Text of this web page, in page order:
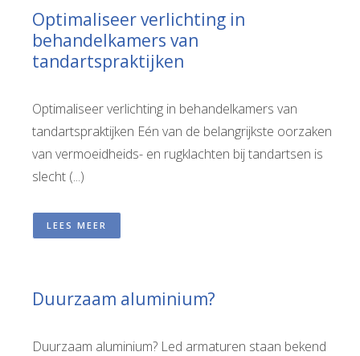
Optimaliseer verlichting in
behandelkamers van
tandartspraktijken
Optimaliseer verlichting in behandelkamers van
tandartspraktijken Eén van de belangrijkste oorzaken
van vermoeidheids- en rugklachten bij tandartsen is
slecht (...)
LEES MEER
Duurzaam aluminium?
Duurzaam aluminium? Led armaturen staan bekend